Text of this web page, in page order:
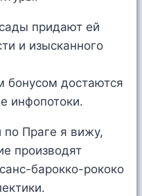
придают ей
и изысканного
бонусом достаются
инфопотоки.
по Праге я вижу,
производят
барокко-рококо